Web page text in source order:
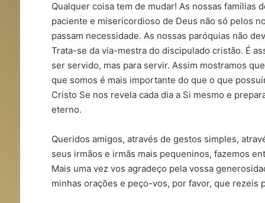
Qualquer coisa tem de mudar! As nossas famílias
paciente e misericordioso de Deus não só pelos
passam necessidade. As nossas paróquias não
Trata-se da via-mestra do discipulado cristão. É
ser servido, mas para servir. Assim mostramos
que somos é mais importante do que o que
Cristo Se nos revela cada dia a Si mesmo e
eterno.
Queridos amigos, através de gestos simples,
seus irmãos e irmãs mais pequeninos, fazemos
Mais uma vez vos agradeço pela vossa
minhas orações e peço-vos, por favor, que rezeis